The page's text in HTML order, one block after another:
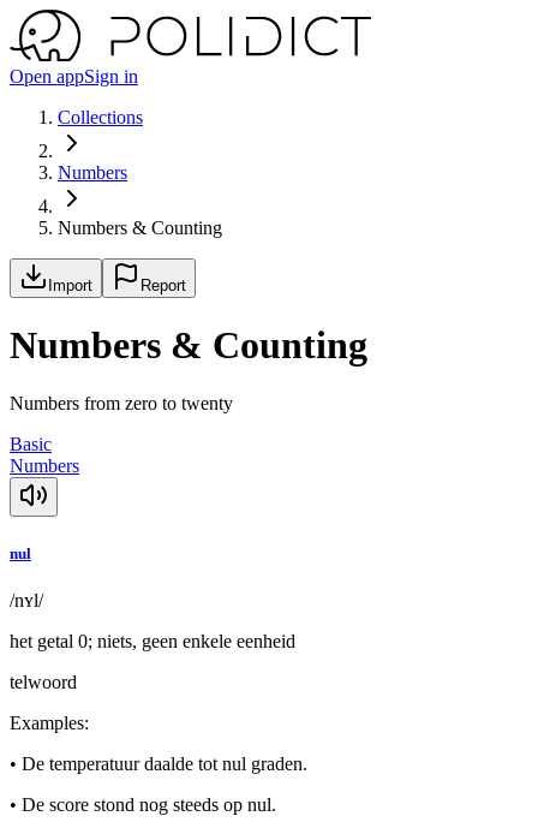
Open appSign in
Collections
Numbers
Numbers & Counting
Import Report
Numbers & Counting
Numbers from zero to twenty
Basic
Numbers
nul
/nʏl/
het getal 0; niets, geen enkele eenheid
telwoord
Examples:
• De temperatuur daalde tot nul graden.
• De score stond nog steeds op nul.